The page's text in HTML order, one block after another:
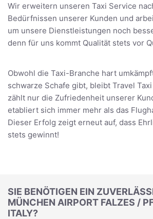
Wir erweitern unseren Taxi Service
Bedürfnissen unserer Kunden und
um unsere Dienstleistungen noch
denn für uns kommt Qualität stets vor
Obwohl die Taxi-Branche hart
schwarze Schafe gibt, bleibt Travel
zählt nur die Zufriedenheit unserer
etabliert sich immer mehr als das
Dieser Erfolg zeigt erneut auf, dass
stets gewinnt!
SIE BENÖTIGEN EIN
MÜNCHEN AIRPORT FALZES /
ITALY?